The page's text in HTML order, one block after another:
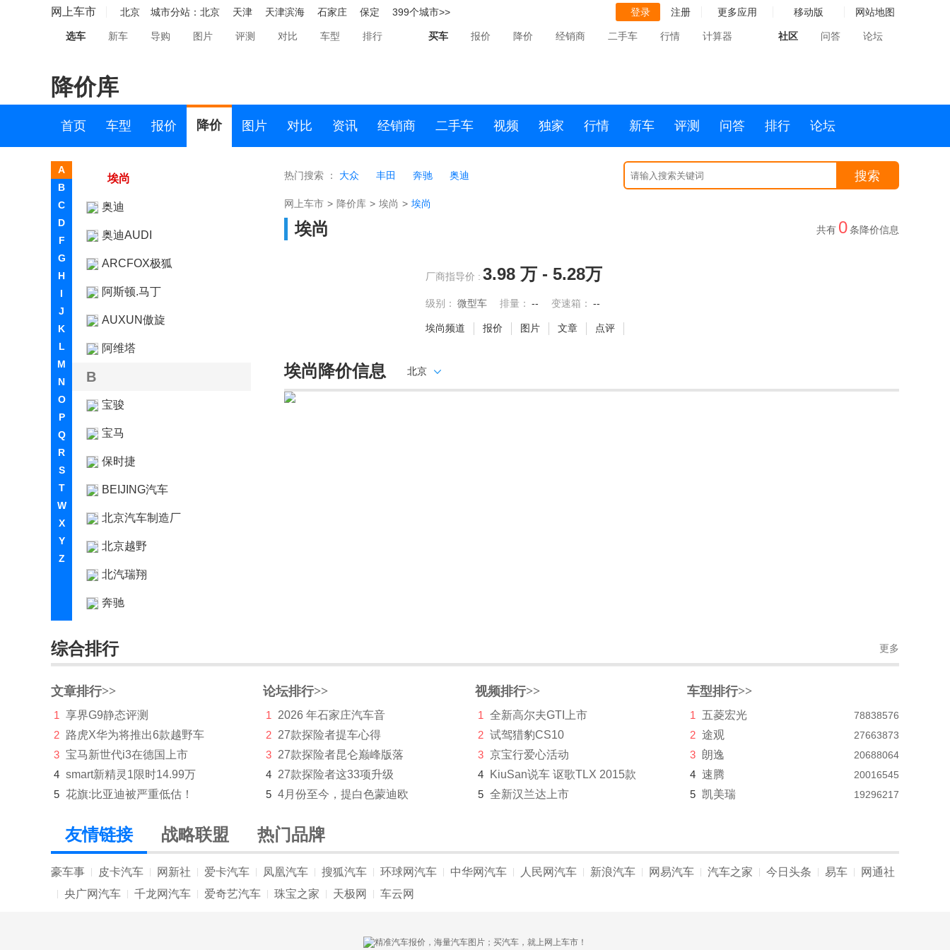
网上车市 北京 城市分站： 北京 天津 天津滨海 石家庄 保定 399个城市>> 登录 注册 更多应用 移动版 网站地图
选车 新车 导购 图片 评测 对比 车型 排行 买车 报价 降价 经销商 二手车 行情 计算器 社区 问答 论坛
降价库
首页 车型 报价 降价 图片 对比 资讯 经销商 二手车 视频 独家 行情 新车 评测 问答 排行 论坛
A
B
C
D
F
G
H
I
J
K
L
M
N
O
P
Q
R
S
T
W
X
Y
Z
埃安
埃尚
五菱新能源
埃尚
奥迪
奥迪AUDI
ARCFOX极狐
阿斯顿.马丁
AUXUN傲旋
阿维塔
B
宝骏
宝马
保时捷
BEIJING汽车
北京汽车制造厂
北京越野
北汽瑞翔
奔驰
本田
标致
别克
宾利
比亚迪
博速
C
长安凯程
长安跨越
热门搜索 ： 大众 丰田 奔驰 奥迪 搜索
网上车市 > 降价库 > 埃尚 > 埃尚
埃尚 共有 0条降价信息
厂商指导价 : 3.98 万 - 5.28万
级别： 微型车 排量： -- 变速箱： --
埃尚频道 报价 图片 文章 点评
埃尚降价信息 北京
综合排行 更多
文章排行>>
1
享界G9静态评测
2 路虎X华为将推出6款越野车
3 宝马新世代i3在德国上市
4 smart新精灵1限时14.99万
5 花旗:比亚迪被严重低估！
论坛排行>>
1
2026 年石家庄汽车音
2 27款探险者提车心得
3 27款探险者昆仑巅峰版落
4 27款探险者这33项升级
5 4月份至今，提白色蒙迪欧
视频排行>>
1
全新高尔夫GTI上市
2 试驾猎豹CS10
3 京宝行爱心活动
4
KiuSan说车 讴歌TLX 2015款
5 全新汉兰达上市
车型排行>>
1 五菱宏光 78838576
2 途观 27663873
3 朗逸 20688064
4 速腾 20016545
5 凯美瑞 19296217
友情链接 战略联盟 热门品牌
豪车事 皮卡汽车 网新社 爱卡汽车 凤凰汽车 搜狐汽车 环球网汽车 中华网汽车 人民网汽车 新浪汽车 网易汽车 汽车之家 今日头条 易车 网通社
央广网汽车 千龙网汽车 爱奇艺汽车 珠宝之家 天极网 车云网